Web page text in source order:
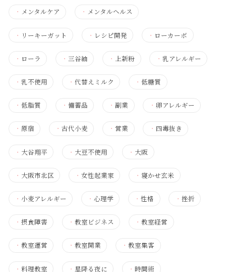
・ メンタルケア ・ メンタルヘルス
・ リーキーガット ・ レシピ開発 ・ ローカーボ
・ ローラ ・三谷紬 ・上新粉 ・ 乳アレルギー
・ 乳不使用 ・代替えミルク ・低糖質
・ 低脂質 ・備蓄品 ・副業 ・ 卵アレルギー
・ 原宿 ・古代小麦 ・営業 ・ 四毒抜き
・ 大谷翔平 ・ 大豆不使用 ・ 大阪
・ 大阪市北区 ・女性起業家 ・寝かせ玄米
・ 小麦アレルギー ・心理学 ・性格 ・ 挫折
・ 摂食障害 ・教室ビジネス ・教室経営
・ 教室運営 ・教室開業 ・教室集客
・ 料理教室 ・ 星降る夜に ・時間術